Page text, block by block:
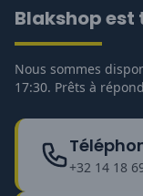
Blakshop
Nous sommes
17:30. Prêts à
+32 14 18